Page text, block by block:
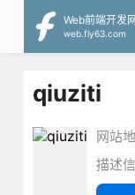
Web前端开发网
qiuziti
网站
描述